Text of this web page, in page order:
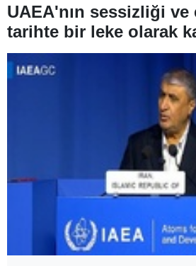
UAEA'nın sessizliği
tarihte bir leke olarak